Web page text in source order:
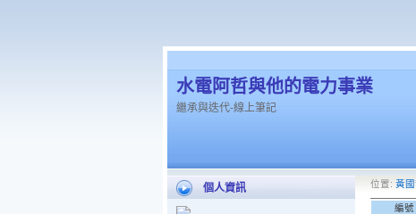
水電阿哲與他的電力事業
繼承與迭代-線上筆記
個人資訊 位置: 黃國
編號